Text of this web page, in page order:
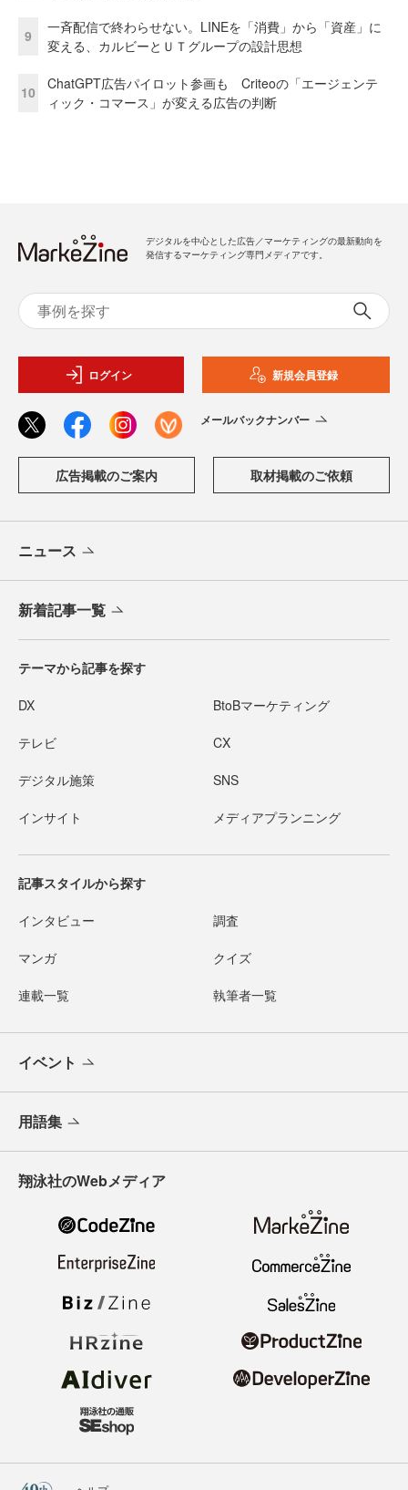
9
一斉配信で終わらせない。LINEを「消費」から「資産」に
変える、カルビーとＵＴグループの設計思想
10
ChatGPT広告パイロット参画も Criteoの「エージェンテ
ィック・コマース」が変える広告の判断
デジタルを中心とした広告／マーケティングの最新動向を
発信するマーケティング専門メディアです。
ログイン 新規会員登録
メールバックナンバー
広告掲載のご案内 取材掲載のご依頼
ニュース
新着記事一覧
テーマから記事を探す
DX BtoBマーケティング
テレビ CX
デジタル施策 SNS
インサイト メディアプランニング
記事スタイルから探す
インタビュー 調査
マンガ クイズ
連載一覧 執筆者一覧
イベント
用語集
翔泳社のWebメディア